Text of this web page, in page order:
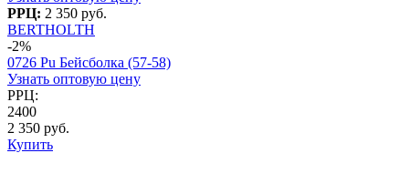
РРЦ: 2 350 руб.
BERTHOLTH
-2%
0726 Pu Бейсболка (57-58)
Узнать оптовую цену
РРЦ:
2400
2 350 руб.
Купить